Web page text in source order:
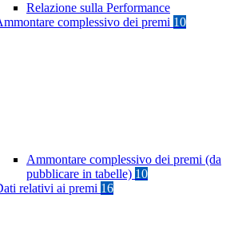
Relazione sulla Performance
complessivo dei premi 10
Ammontare complessivo dei premi (da
pubblicare in tabelle) 10
relativi ai premi 16